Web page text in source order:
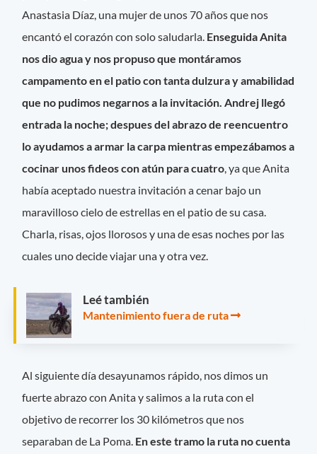
Anastasia Díaz, una mujer de unos 70 años que nos
encantó el corazón con solo saludarla. Enseguida Anita
nos dio agua y nos propuso que montáramos
campamento en el patio con tanta dulzura y amabilidad
que no pudimos negarnos a la invitación. Andrej llegó
entrada la noche; despues del abrazo de reencuentro
lo ayudamos a armar la carpa mientras empezábamos a
cocinar unos fideos con atún para cuatro, ya que Anita
había aceptado nuestra invitación a cenar bajo un
maravilloso cielo de estrellas en el patio de su casa.
Charla, risas, ojos llorosos y una de esas noches por las
cuales uno decide viajar una y otra vez.
Leé también
Mantenimiento fuera de ruta
Al siguiente día desayunamos rápido, nos dimos un
fuerte abrazo con Anita y salimos a la ruta con el
objetivo de recorrer los 30 kilómetros que nos
separaban de La Poma. En este tramo la ruta no cuenta